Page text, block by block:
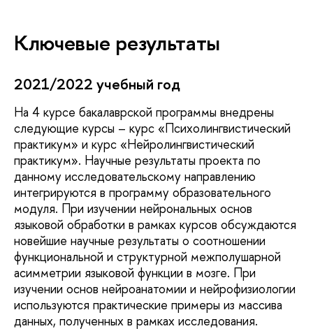
Ключевые результаты
2021/2022 учебный год
На 4 курсе бакалаврской программы внедрены
следующие курсы – курс «Психолингвистический
практикум» и курс «Нейролингвистический
практикум». Научные результаты проекта по
данному исследовательскому направлению
интегрируются в программу образовательного
модуля. При изучении нейрональных основ
языковой обработки в рамках курсов обсуждаются
новейшие научные результаты о соотношении
функциональной и структурной межполушарной
асимметрии языковой функции в мозге. При
изучении основ нейроанатомии и нейрофизиологии
используются практические примеры из массива
данных, полученных в рамках исследования.